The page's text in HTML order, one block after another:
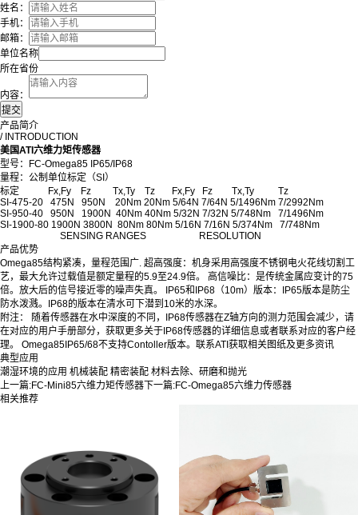
姓名：
手机：
邮箱：
单位名称
所在省份
内容：
产品简介
/ INTRODUCTION
美国ATI六维力矩传感器
型号：FC-Omega85 IP65/IP68
量程：公制单位标定（SI）
标定 Fx,Fy Fz Tx,Ty Tz Fx,Fy Fz Tx,Ty Tz
SI-475-20 475N 950N 20Nm 20Nm 5/64N 7/64N 5/1496Nm 7/2992Nm
SI-950-40 950N 1900N 40Nm 40Nm 5/32N 7/32N 5/748Nm 7/1496Nm
SI-1900-80 1900N 3800N 80Nm 80Nm 5/16N 7/16N 5/374Nm 7/748Nm
SENSING RANGES RESOLUTION
产品优势
Omega85结构紧凑，量程范围广. 超高强度：机身采用高强度不锈钢电火花线切割工
艺，最大允许过载值是额定量程的5.9至24.9倍。 高信噪比：是传统金属应变计的75
倍。放大后的信号接近零的噪声失真。 IP65和IP68（10m）版本：IP65版本是防尘
防水泼溅。IP68的版本在清水可下潜到10米的水深。
附注： 随着传感器在水中深度的不同，IP68传感器在Z轴方向的测力范围会减少，请
在对应的用户手册部分，获取更多关于IP68传感器的详细信息或者联系对应的客户经
理。 Omega85IP65/68不支持Contoller版本。联系ATI获取相关图纸及更多资讯
典型应用
潮湿环境的应用 机械装配 精密装配 材料去除、研磨和抛光
上一篇:FC-Mini85六维力矩传感器 下一篇:FC-Omega85六维力传感器
相关推荐